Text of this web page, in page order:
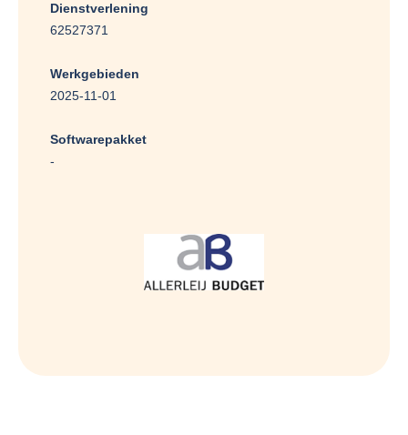
Dienstverlening
62527371
Werkgebieden
2025-11-01
Softwarepakket
-